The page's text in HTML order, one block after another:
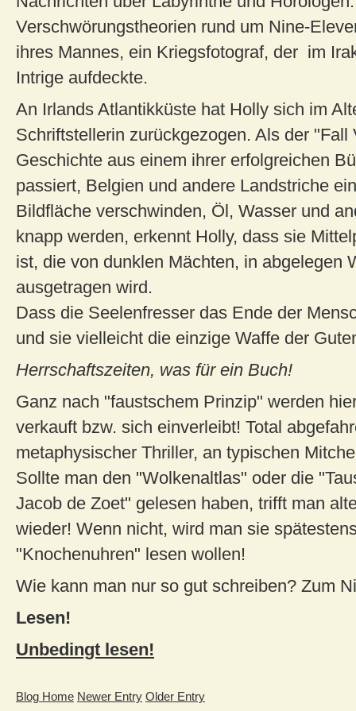
Verschwörungstheorien rund um Nine-
ihres Mannes, ein Kriegsfotograf, der im
Intrige aufdeckte.
An Irlands Atlantikküste hat Holly sich im
Schriftstellerin zurückgezogen. Als der "Fall
Geschichte aus einem ihrer erfolgreichen
passiert, Belgien und andere Landstriche
Bildfläche verschwinden, Öl, Wasser und
knapp werden, erkennt Holly, dass sie
ist, die von dunklen Mächten, in abgelegen
ausgetragen wird.
Dass die Seelenfresser das Ende der
und sie vielleicht die einzige Waffe der
Herrschaftszeiten, was für ein Buch!
Ganz nach "faustschem Prinzip" werden
verkauft bzw. sich einverleibt! Total
metaphysischer Thriller, an typischen
Sollte man den "Wolkenaltlas" oder die
Jacob de Zoet" gelesen haben, trifft man
wieder! Wenn nicht, wird man sie
"Knochenuhren" lesen wollen!
Wie kann man nur so gut schreiben? Zum
Lesen!
Unbedingt lesen!
Blog Home Newer Entry Older Entry